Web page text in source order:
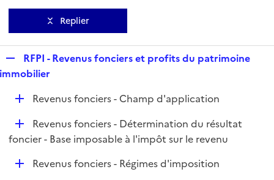
Replier
e
l
i
e
r
RFPI - Revenus fonciers et profits du patrimoine
immobilier
D
l
Revenus fonciers - Champ d'application
D
é
Revenus fonciers - Détermination du résultat
foncier - Base imposable à l'impôt sur le revenu
DRevenus fonciers - Régimes d'imposition